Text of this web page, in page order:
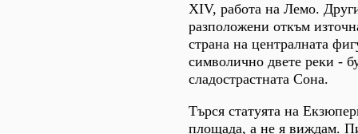
ХІV, работа на Лемо.
разположени откъм
страна на централната
символично двете реки -
сладострастната Сона.
Търся статуята на
площада, а не я виждам.